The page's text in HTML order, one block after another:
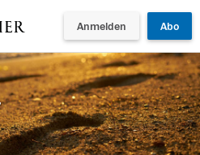
Anmelden Abo